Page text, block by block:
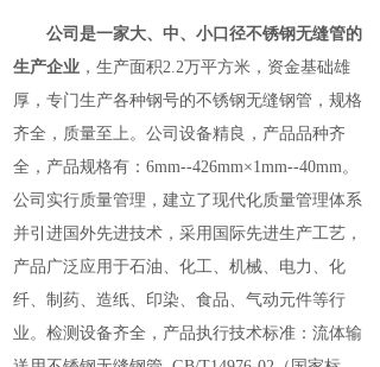
公司是一家大、中、小口径不锈钢无缝管的
生产企业 ，生产面积2.2万平方米，资金基础雄
厚，专门生产各种钢号的不锈钢无缝钢管，规格
齐全，质量至上。公司设备精良，产品品种齐
全，产品规格有：6mm--426mm×1mm--40mm。
公司实行质量管理，建立了现代化质量管理体系
并引进国外先进技术，采用国际先进生产工艺，
产品广泛应用于石油、化工、机械、电力、化
纤、制药、造纸、印染、食品、气动元件等行
业。检测设备齐全，产品执行技术标准：流体输